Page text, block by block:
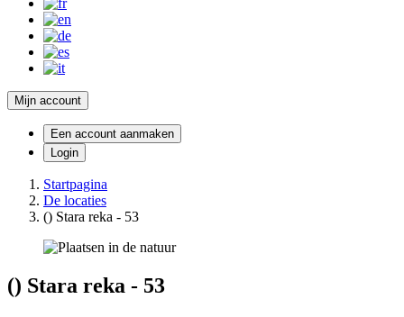
Mijn account
Een account aanmaken
Login
Startpagina
De locaties
() Stara reka - 53
() Stara reka - 53